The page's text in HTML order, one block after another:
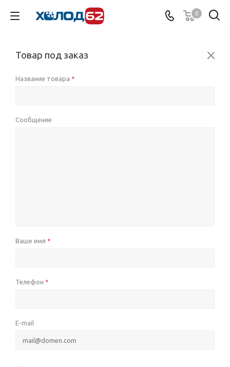
0
Товар под заказ
Название товара *
Сообщение
Ваше имя *
Телефон *
E-mail